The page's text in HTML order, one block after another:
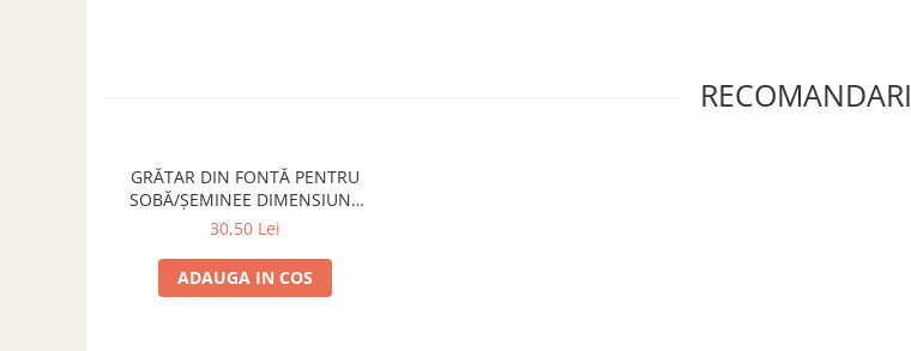
RECOMANDARI
GRĂTAR DIN FONTĂ PENTRU
SOBĂ/ȘEMINEE DIMENSIUNE
170 mm x170 mm
30,50 Lei
ADAUGA IN COS